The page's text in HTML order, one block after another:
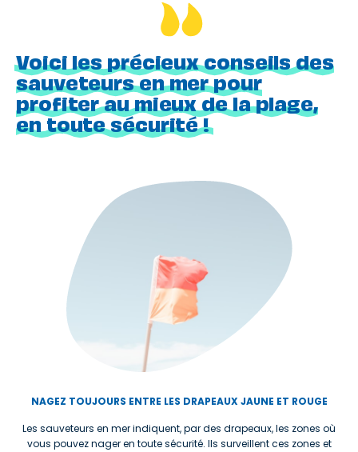
Voici les précieux conseils des
sauveteurs en mer pour
profiter au mieux de la plage,
en toute sécurité !
NAGEZ TOUJOURS ENTRE LES DRAPEAUX JAUNE ET ROUGE
Les sauveteurs en mer indiquent, par des drapeaux, les zones où
vous pouvez nager en toute sécurité. Ils surveillent ces zones et